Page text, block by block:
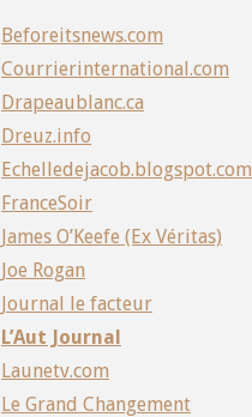
Beforeitsnews.com
Courrierinternational.com
Drapeaublanc.ca
Dreuz.info
Echelledejacob.blogspot.com
FranceSoir
James O’Keefe (Ex Véritas)
Joe Rogan
Journal le facteur
L’Aut Journal
Launetv.com
Le Grand Changement